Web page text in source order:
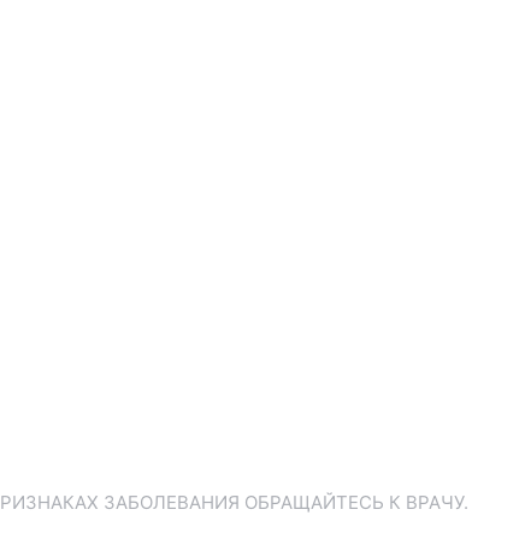
ЗАБОЛЕВАНИЯ ОБРАЩАЙТЕСЬ К ВРАЧУ.